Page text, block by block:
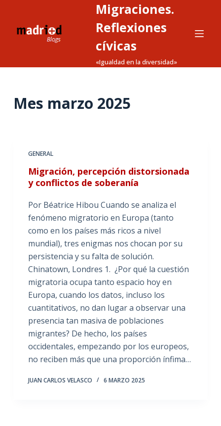
Migraciones.
Reflexiones
cívicas
«Igualdad en la diversidad»
Mes marzo 2025
GENERAL
Migración, percepción distorsionada
y conflictos de soberanía
Por Béatrice Hibou Cuando se analiza el
fenómeno migratorio en Europa (tanto
como en los países más ricos a nivel
mundial), tres enigmas nos chocan por su
persistencia y su falta de solución.
Chinatown, Londres 1. ¿Por qué la cuestión
migratoria ocupa tanto espacio hoy en
Europa, cuando los datos, incluso los
cuantitativos, no dan lugar a observar una
presencia tan masiva de poblaciones
migrantes? De hecho, los países
occidentales, empezando por los europeos,
no reciben más que una proporción ínfima…
JUAN CARLOS VELASCO 6 MARZO 2025